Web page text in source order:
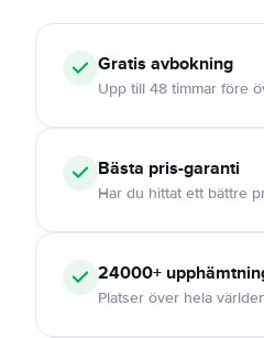
Gratis avbokning
Upp till 48 timmar före
Bästa pris-garanti
Har du hittat ett bättre
24000+
Platser över hela